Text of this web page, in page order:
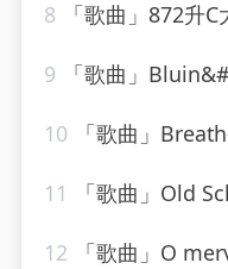
8 「歌曲」872升C
9 「歌曲」Bluin&#39; the
10 「歌曲」
11 「歌曲」Old School
12 「歌曲」O